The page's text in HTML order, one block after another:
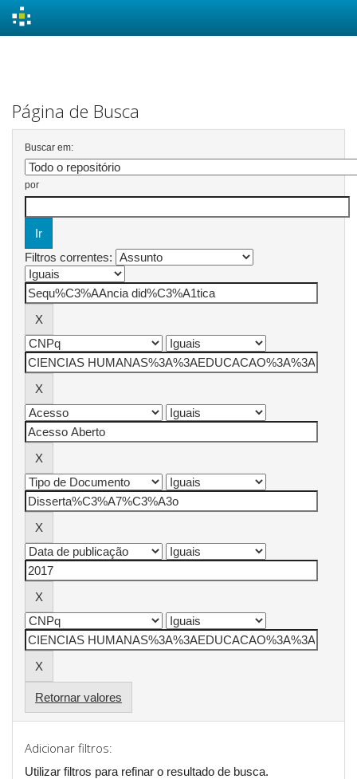
Página de Busca
Buscar em:
por
Filtros correntes:
Retornar valores
Adicionar filtros:
Utilizar filtros para refinar o resultado de busca.